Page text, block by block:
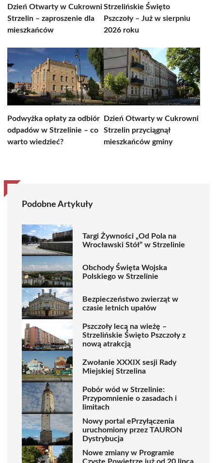
Dzień Otwarty w Cukrowni
Strzelin – zaproszenie dla
mieszkańców
Strzelińskie Święto
Pszczoły – Już w sierpniu
2026 roku
Podwyżka opłaty za odbiór
odpadów w Strzelinie – co
warto wiedzieć?
Dzień Otwarty w Cukrowni
Strzelin przyciągnął
mieszkańców gminy
Podobne Artykuły
Targi Żywności „Od Pola na
Wrocławski Stół” w Strzelinie
Obchody Święta Wojska
Polskiego w Strzelinie
Bezpieczeństwo zwierząt w
czasie letnich upałów
Pszczoły lecą na wieżę –
Strzelińskie Święto Pszczoły z
nową atrakcją
Zwołanie XXXIX sesji Rady
Miejskiej Strzelina
Pobór wód w Strzelinie:
Przypomnienie o zasadach i
limitach
Nowy portal ePrzyłączenia
uruchomiony przez TAURON
Dystrybucja
Nowe zmiany w Programie
Czyste Powietrze już od 20 lipca